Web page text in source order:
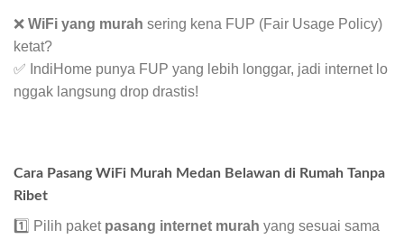
❌ WiFi yang murah sering kena FUP (Fair Usage Policy)
ketat?
✅ IndiHome punya FUP yang lebih longgar, jadi internet lo
nggak langsung drop drastis!
Cara Pasang WiFi Murah Medan Belawan di Rumah Tanpa
Ribet
1️⃣ Pilih paket pasang internet murah yang sesuai sama